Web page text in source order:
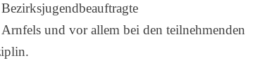
und vor allem bei den teilnehmenden